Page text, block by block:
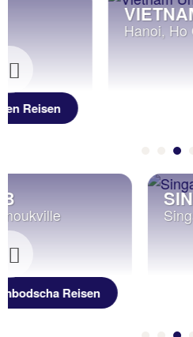
Previous
VIETNAM URLAUB
Hanoi, Ho Chi Minh, Phu
Previous
SINGAPUR URLAUB
Singapur zentral, Insel